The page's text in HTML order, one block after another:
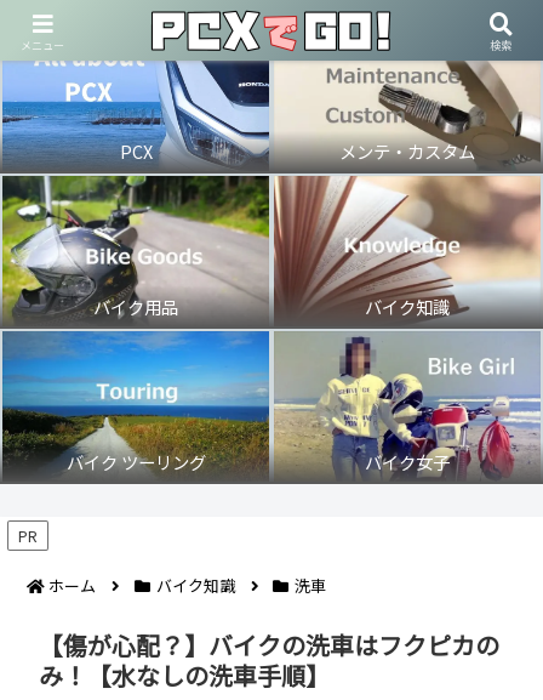
PCX メンテ・カスタム
バイク用品 バイク知識
バイク ツーリング バイク女子
PR
ホーム バイク知識 洗車
【傷が心配？】バイクの洗車はフクピカの
み！【水なしの洗車手順】
メニュー 検索